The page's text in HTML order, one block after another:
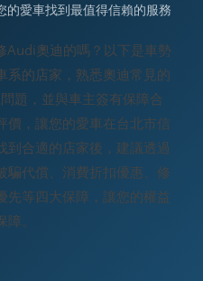
的愛車找到最值得信賴的服務
Audi奧迪的嗎？以下是車勢
系的店家，熟悉奧迪常見的
題，並與車主簽有保障合
價，讓您的愛車在台北市信
到合適的店家後，建議透過
騙代償、消費折扣優惠、修
先等四大保障，讓您的權益
障。